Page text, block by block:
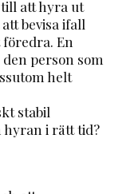
att hyra ut
bevisa ifall
En
person som
helt
stabil
hyran i rätt tid?